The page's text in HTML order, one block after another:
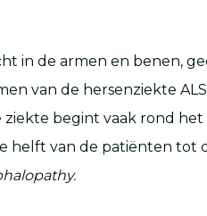
in de armen en benen,
van de hersenziekte
ziekte begint vaak rond
helft van de patiënten tot